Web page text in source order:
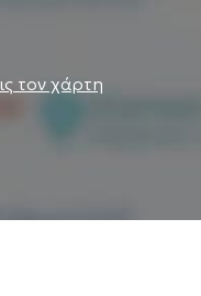
τον χάρτη